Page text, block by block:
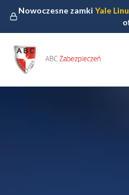
Nowoczesne zamkiYale